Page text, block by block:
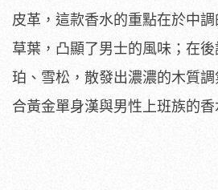
皮革，這款香水的重點在於中
草葉，凸顯了男士的風味；在
珀、雪松，散發出濃濃的木質
合黃金單身漢與男性上班族的香